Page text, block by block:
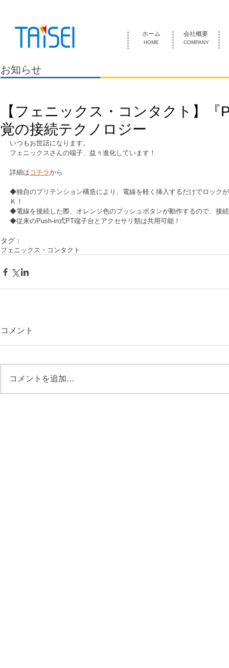
HOME COMPANY
ホーム 会社概要
お知らせ
【フェニックス・コンタクト】『
覚の接続テクノロジー
いつもお世話になります。
フェニックスさんの端子、益々進化しています！
詳細は コチラから
◆独自のプリテンション構造により、電線を軽く挿入するだけでロック
Ｋ！
◆電線を接続した際、オレンジ色のプッシュボタンが動作するので、接
◆従来のPush-in式PT端子台とアクセサリ類は共用可能！
タグ：
フェニックス・コンタクト
コメント
コメントを追加…